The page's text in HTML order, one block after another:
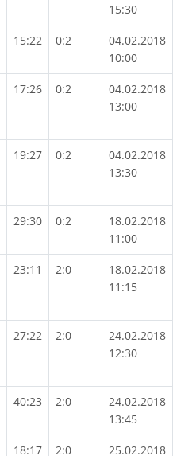
15:30
15:22 0:2
04.02.2018
10:00
17:26 0:2
04.02.2018
13:00
19:27 0:2
04.02.2018
13:30
29:30 0:2
18.02.2018
11:00
23:11 2:0
18.02.2018
11:15
27:22 2:0
24.02.2018
12:30
40:23 2:0
24.02.2018
13:45
18:17 2:0 25.02.2018